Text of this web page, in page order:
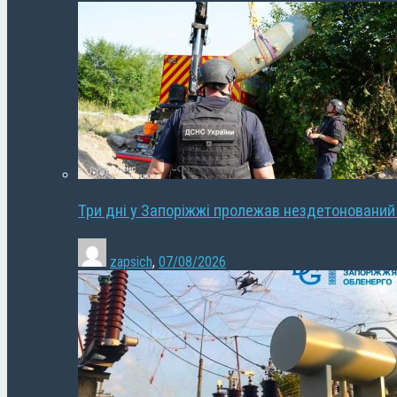
Три дні у Запоріжжі пролежав
zapsich, 07/08/2026